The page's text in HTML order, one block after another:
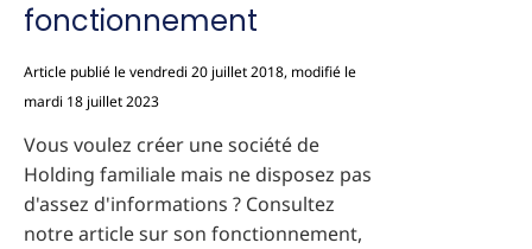
fonctionnement
Article publié le vendredi 20 juillet 2018, modifié le
mardi 18 juillet 2023
Vous voulez créer une société de
Holding familiale mais ne disposez pas
d'assez d'informations ? Consultez
notre article sur son fonctionnement,